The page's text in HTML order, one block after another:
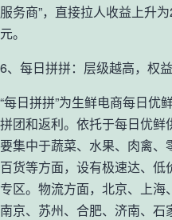
服务商”，直接拉人收益上升
元。
6、每日拼拼：层级越高，权
“每日拼拼”为生鲜电商每日优
拼团和返利。依托于每日优
要集中于蔬菜、水果、肉禽
百货等方面，设有极速达、
专区。物流方面，北京、上海
南京、苏州、合肥、济南、